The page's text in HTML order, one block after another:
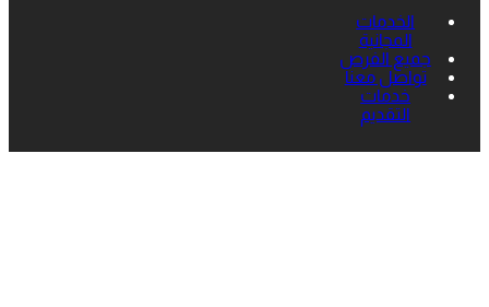
الخدمات
المجانية
جميع الفرص
تواصل معنا
خدمات
التقديم